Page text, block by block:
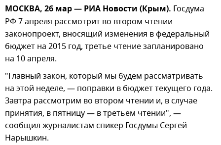
МОСКВА, 26 мар — РИА Новости (Крым). Госдума
РФ 7 апреля рассмотрит во втором чтении
законопроект, вносящий изменения в федеральный
бюджет на 2015 год, третье чтение запланировано
на 10 апреля.
"Главный закон, который мы будем рассматривать
на этой неделе, — поправки в бюджет текущего года.
Завтра рассмотрим во втором чтении и, в случае
принятия, в пятницу — в третьем чтении", —
сообщил журналистам спикер Госдумы Сергей
Нарышкин.